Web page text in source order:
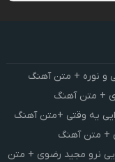
و نوره + متن آهنگ
+ متن آهنگ
یه وقتی +متن آهنگ
+ متن آهنگ
نرو مجید رضوی + متن